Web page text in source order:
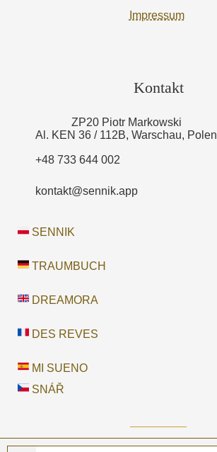
Impressum
Kontakt
ZP20 Piotr Markowski
Al. KEN 36 / 112B, Warschau, Polen
+48 733 644 002
kontakt@sennik.app
SENNIK
TRAUMBUCH
DREAMORA
DES REVES
MI SUENO
SNÁŘ